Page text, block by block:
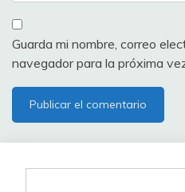
Guarda mi nombre, correo
navegador para la próxima